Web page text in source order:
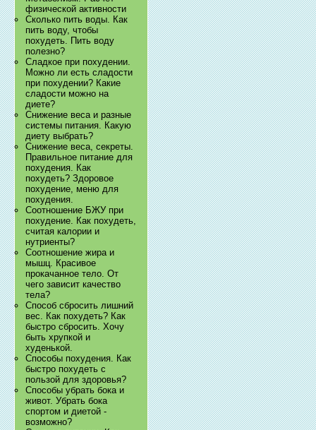
физической активности
Сколько пить воды. Как
пить воду, чтобы
похудеть. Пить воду
полезно?
Сладкое при похудении.
Можно ли есть сладости
при похудении? Какие
сладости можно на
диете?
Снижение веса и разные
системы питания. Какую
диету выбрать?
Снижение веса, секреты.
Правильное питание для
похудения. Как
похудеть? Здоровое
похудение, меню для
похудения.
Соотношение БЖУ при
похудение. Как похудеть,
считая калории и
нутриенты?
Соотношение жира и
мышц. Красивое
прокачанное тело. От
чего зависит качество
тела?
Способ сбросить лишний
вес. Как похудеть? Как
быстро сбросить. Хочу
быть хрупкой и
худенькой.
Способы похудения. Как
быстро похудеть с
пользой для здоровья?
Способы убрать бока и
живот. Убрать бока
спортом и диетой -
возможно?